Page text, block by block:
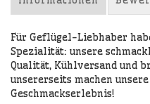
Für Geflügel-Liebhaber
Spezialität: unsere
Qualität, Kühlversand und
unsererseits machen
Geschmackserlebnis!